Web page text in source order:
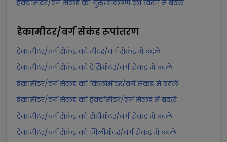
हेक्टोमीटर/वर्ग सेकंड को गुरुत्वाकर्षण का त्वरण में बदलें
डेकामीटर/वर्ग सेकंडरूपांतरण
डेकामीटर/वर्ग सेकंड को मीटर/वर्ग सेकंड में बदलें
डेकामीटर/वर्ग सेकंड को डेसिमीटर/वर्ग सेकंड में बदलें
डेकामीटर/वर्ग सेकंड को किलोमीटर/वर्ग सेकंड में बदलें
डेकामीटर/वर्ग सेकंड को हेक्टोमीटर/वर्ग सेकंड में बदलें
डेकामीटर/वर्ग सेकंड को सेंटीमीटर/वर्ग सेकंड में बदलें
डेकामीटर/वर्ग सेकंड को मिलीमीटर/वर्ग सेकंड में बदलें